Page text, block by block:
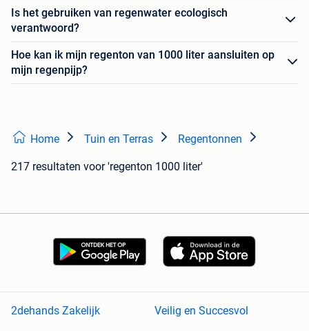
Is het gebruiken van regenwater ecologisch
verantwoord?
Hoe kan ik mijn regenton van 1000 liter aansluiten op
mijn regenpijp?
Home Tuin en Terras Regentonnen
217 resultaten voor 'regenton 1000 liter'
2dehands Zakelijk
Veilig en Succesvol